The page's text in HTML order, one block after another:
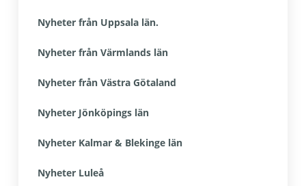
Nyheter från Uppsala län.
Nyheter från Värmlands län
Nyheter från Västra Götaland
Nyheter Jönköpings län
Nyheter Kalmar & Blekinge län
Nyheter Luleå